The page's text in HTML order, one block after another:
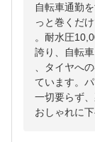
自転車通勤
っと巻くだ
。耐水圧
誇り、自転
、タイヤへ
ています。
一切要らず
おしゃれに